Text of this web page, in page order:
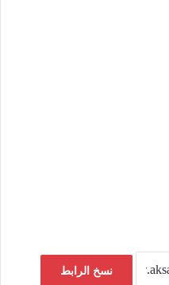
نسخ الرابط